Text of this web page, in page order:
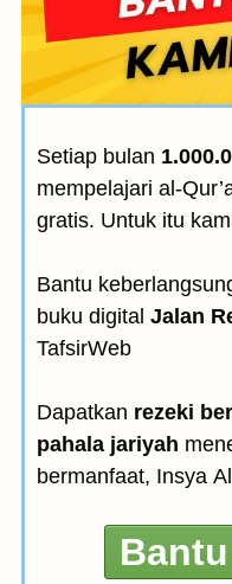
Setiap bulan
mempelajari al-
gratis. Untuk itu
Bantu
buku digital Jalan
TafsirWeb
Dapatkan rezeki
pahala jariyah
bermanfaat, Insya